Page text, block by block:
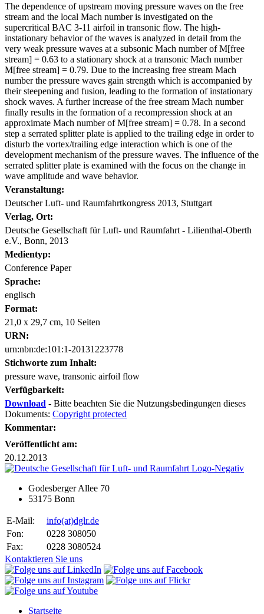
The dependence of upstream moving pressure waves on the free
stream and the local Mach number is investigated on the
supercritical BAC 3-11 airfoil in transonic flow. The high-
instationary behavior of the waves is analyzed in detail from the
very weak pressure waves at a subsonic Mach number of M[free
stream] = 0.63 to a stationary shock at a transonic Mach number
M[free stream] = 0.79. Due to the increasing free stream Mach
number the pressure waves gain strength which is accompanied by
their steepening and fusion, leading to the formation of instationary
shock waves. A further increase of the free stream Mach number
finally results in the formation of a recompression shock at an
approximate Mach number of M[free stream] = 0.78. In a second
step a serrated splitter plate is applied to the trailing edge in order to
disturb the vortex/trailing edge interaction which is one of the
development mechanism of the pressure waves. The influence of the
serrated splitter plate is examined with the focus on the change in
wave amplitude and wave behavior.
Veranstaltung:
Deutscher Luft- und Raumfahrtkongress 2013, Stuttgart
Verlag, Ort:
Deutsche Gesellschaft für Luft- und Raumfahrt - Lilienthal-Oberth
e.V., Bonn, 2013
Medientyp:
Conference Paper
Sprache:
englisch
Format:
21,0 x 29,7 cm, 10 Seiten
URN:
urn:nbn:de:101:1-20131223778
Stichworte zum Inhalt:
pressure wave, transonic airfoil flow
Verfügbarkeit:
Download - Bitte beachten Sie die Nutzungsbedingungen dieses
Dokuments: Copyright protected
Kommentar:
Veröffentlicht am:
20.12.2013
Godesberger Allee 70
53175 Bonn
E-Mail: info(at)dglr.de
Fon:
0228 308050
Fax:
0228 3080524
Kontaktieren Sie uns
Startseite